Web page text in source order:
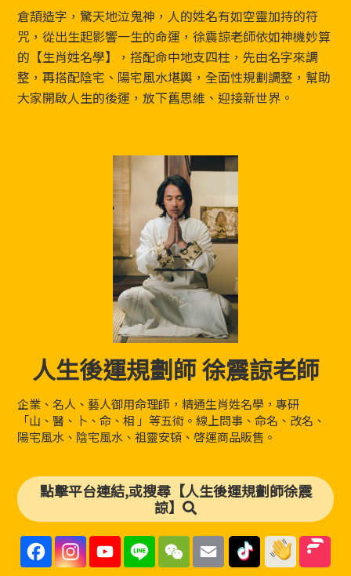
Footer
倉頡造字，驚天地泣鬼神，人的姓名有如空靈加持的符
咒，從出生起影響一生的命運，徐震諒老師依如神機妙算
的【生肖姓名學】，搭配命中地支四柱，先由名字來調
整，再搭配陰宅、陽宅風水堪輿，全面性規劃調整，幫助
大家開啟人生的後運，放下舊思維、迎接新世界。
人生後運規劃師 徐震諒老師
企業、名人、藝人御用命理師，精通生肖姓名學，專研
「山、醫、卜、命、相 」等五術。線上問事、命名、改名、
陽宅風水、陰宅風水、祖靈安頓、啓運商品販售。
點擊平台連結,或搜尋【人生後運規劃師徐震
諒】
F
a
c
I
s
Y
u
L
n
W
C
E
a